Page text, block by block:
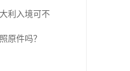
利入境可不
原件吗？